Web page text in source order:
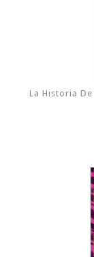
La Historia